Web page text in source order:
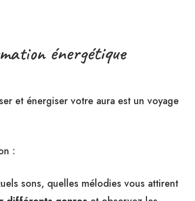
énergétique
et énergiser votre aura est un voyage
:
sons, quelles mélodies vous attirent